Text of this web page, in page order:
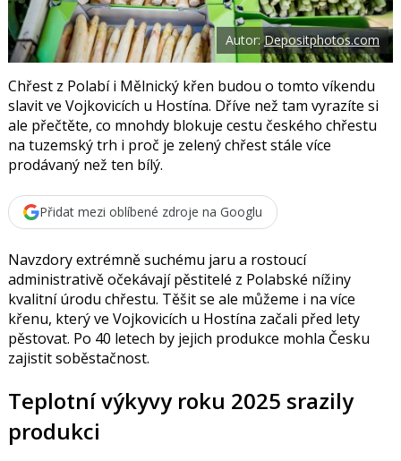
e
b
o
o
k
i
X
Autor:Depositphotos.com
Chřest z Polabí i Mělnický křen budou o tomto víkendu
slavit ve Vojkovicích u Hostína. Dříve než tam vyrazíte si
ale přečtěte, co mnohdy blokuje cestu českého chřestu
na tuzemský trh i proč je zelený chřest stále více
prodávaný než ten bílý.
Přidat mezi oblíbené zdroje na Googlu
Navzdory extrémně suchému jaru a rostoucí
administrativě očekávají pěstitelé z Polabské nížiny
kvalitní úrodu chřestu. Těšit se ale můžeme i na více
křenu, který ve Vojkovicích u Hostína začali před lety
pěstovat. Po 40 letech by jejich produkce mohla Česku
zajistit soběstačnost.
Teplotní výkyvy roku 2025 srazily
produkci